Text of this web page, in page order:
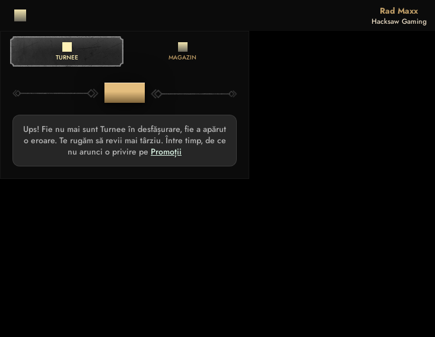
Rad Maxx
Hacksaw Gaming
TURNEE MAGAZIN
TURNEE
Ups! Fie nu mai sunt Turnee în desfășurare, fie a apărut
o eroare. Te rugăm să revii mai târziu. Între timp, de ce
nu arunci o privire pe Promoții